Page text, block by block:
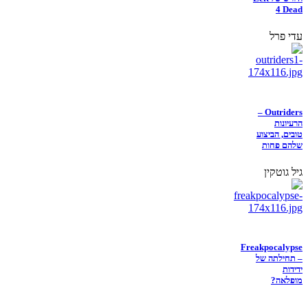
4 Dead
עדי פרל
Outriders –
הרעיונות
טובים, הביצוע
שלהם פחות
גיל גוטקין
Freakpocalypse
– תחילתה של
ידידות
מופלאה?